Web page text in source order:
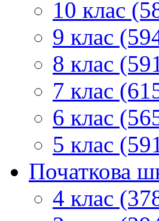
10 клас
9 клас
8 клас
7 клас
6 клас
5 клас
Початкова
4 клас